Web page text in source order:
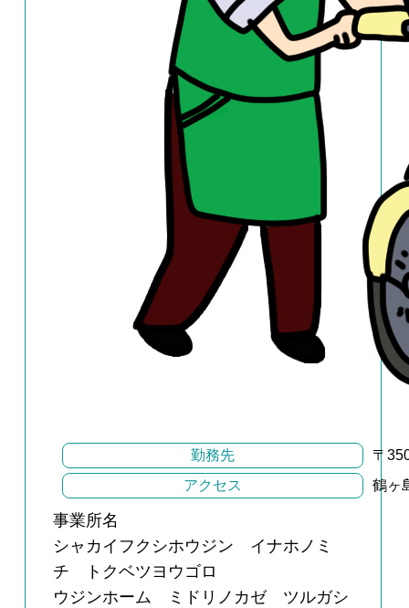
勤務先
〒
アクセス
鶴ヶ
事業所名
シャカイフクシホウジン イナホノミ
チ トクベツヨウゴロ
ウジンホーム ミドリノカゼ ツルガシ